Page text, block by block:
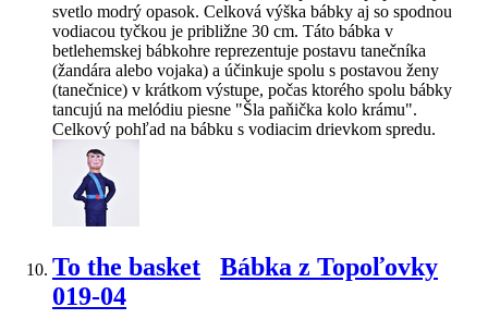
svetlo modrý opasok. Celková výška bábky aj so spodnou
vodiacou tyčkou je približne 30 cm. Táto bábka v
betlehemskej bábkohre reprezentuje postavu tanečníka
(žandára alebo vojaka) a účinkuje spolu s postavou ženy
(tanečnice) v krátkom výstupe, počas ktorého spolu bábky
tancujú na melódiu piesne "Šla paňička kolo krámu".
Celkový pohľad na bábku s vodiacim drievkom spredu.
To the basket
Bábka z Topoľovky
019-04